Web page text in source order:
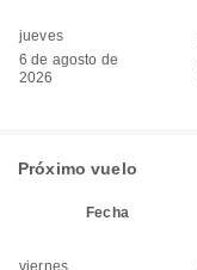
jueves
6 de agosto de
2026
Próximo vuelo
Fecha
viernes